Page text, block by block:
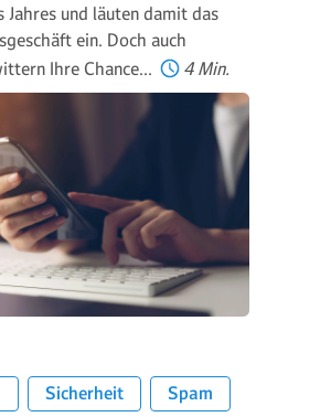
Jahres und läuten damit das
ein. Doch auch
Ihre Chance…
4 Min.
Sicherheit Spam